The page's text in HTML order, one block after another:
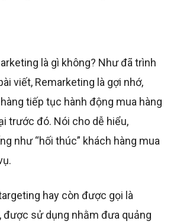
là gì không? Như đã trình
viết, Remarketing là gợi nhớ,
tiếp tục hành động mua hàng
trước đó. Nói cho dễ hiểu,
như “hối thúc” khách hàng mua
hay còn được gọi là
được sử dụng nhằm đưa quảng